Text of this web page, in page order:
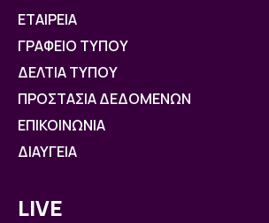
ΕΤΑΙΡΕΙΑ
ΓΡΑΦΕΙΟ ΤΥΠΟΥ
ΔΕΛΤΙΑ ΤΥΠΟΥ
ΠΡΟΣΤΑΣΙΑ ΔΕΔΟΜΕΝΩΝ
ΕΠΙΚΟΙΝΩΝΙΑ
ΔΙΑΥΓΕΙΑ
LIVE